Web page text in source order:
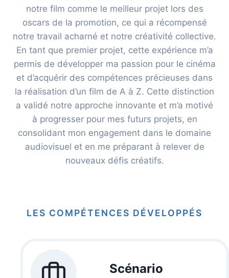
notre film comme le meilleur projet lors des
oscars de la promotion, ce qui a récompensé
notre travail acharné et notre créativité collective.
En tant que premier projet, cette expérience m’a
permis de développer ma passion pour le cinéma
et d’acquérir des compétences précieuses dans
la réalisation d’un film de A à Z. Cette distinction
a validé notre approche innovante et m’a motivé
à progresser pour mes futurs projets, en
consolidant mon engagement dans le domaine
audiovisuel et en me préparant à relever de
nouveaux défis créatifs.
LES COMPÉTENCES DÉVELOPPÉS
Scénario